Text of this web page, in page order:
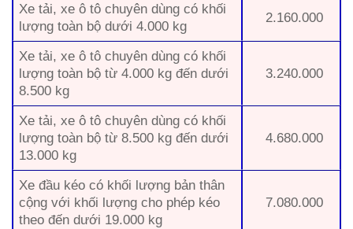
Xe tải, xe ô tô chuyên dùng có khối
lượng toàn bộ dưới 4.000 kg
2.160.000
Xe tải, xe ô tô chuyên dùng có khối
lượng toàn bộ từ 4.000 kg đến dưới
8.500 kg
3.240.000
Xe tải, xe ô tô chuyên dùng có khối
lượng toàn bộ từ 8.500 kg đến dưới
13.000 kg
4.680.000
Xe đầu kéo có khối lượng bản thân
cộng với khối lượng cho phép kéo
theo đến dưới 19.000 kg
7.080.000